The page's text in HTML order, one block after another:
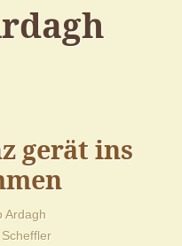
gerät ins
Ardagh